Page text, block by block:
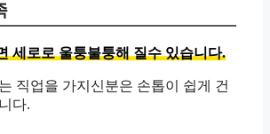
세로로 울퉁불퉁해 질수 있습니다.
직업을 가지신분은 손톱이 쉽게 건
다.